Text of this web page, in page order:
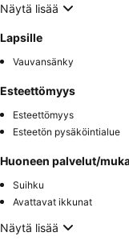
Näytä lisää
Lapsille
Vauvansänky
Esteettömyys
Esteettömyys
Esteetön pysäköintialue
Huoneen palvelut/
Suihku
Avattavat ikkunat
Näytä lisää